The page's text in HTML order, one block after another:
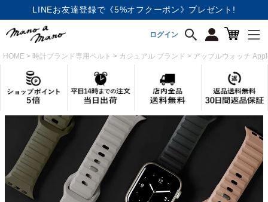
会員なら《ポイント5％進呈》
ログイン
HOME 時計ブランド専用ベルト カジュアル ブランド アップルウォッチ